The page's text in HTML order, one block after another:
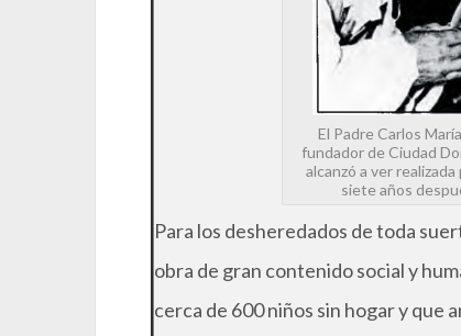
El Padre Carlos
fundador de Ciudad
alcanzó a ver
siete años
Para los desheredados de toda
obra de gran contenido social y
cerca de 600 niños sin hogar y que